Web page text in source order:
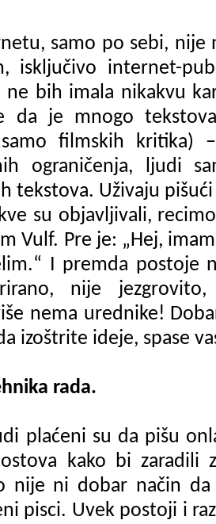
samo po sebi, nije
isključivo internet-
ne bih imala nikakvu
da je mnogo
filmskih kritika) –
ograničenja, ljudi
tekstova. Uživaju
su objavljivali,
Vulf. Pre je: „Hej,
“ I premda postoje
nije
nema urednike!
izoštrite ideje, spase
rada.
plaćeni su da pišu
kako bi zaradili
nije ni dobar način
pisci. Uvek postoji i